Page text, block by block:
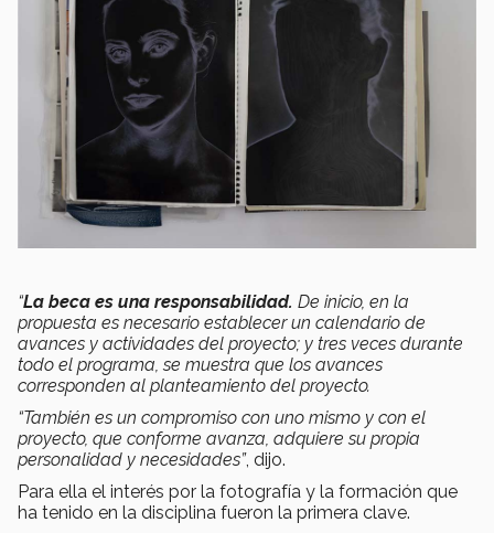
“La beca es una responsabilidad. De inicio, en la
propuesta es necesario establecer un calendario de
avances y actividades del proyecto; y tres veces durante
todo el programa, se muestra que los avances
corresponden al planteamiento del proyecto.
“También es un compromiso con uno mismo y con el
proyecto, que conforme avanza, adquiere su propia
personalidad y necesidades”, dijo.
Para ella el interés por la fotografía y la formación que
ha tenido en la disciplina fueron la primera clave.